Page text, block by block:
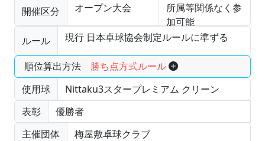
開催区分 オープン大会
所属等関係なく参
加可能
ルール
現行 日本卓球協会制定ルールに準ずる
順位算出方法 勝ち点方式ルール
使用球
Nittaku3スタープレミアム クリーン
表彰
優勝者
主催団体
梅屋敷卓球クラブ